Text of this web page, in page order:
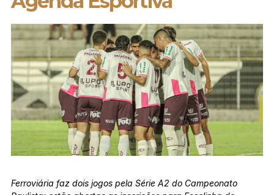
Ferroviária faz dois jogos pela Série A2 do Campeonato